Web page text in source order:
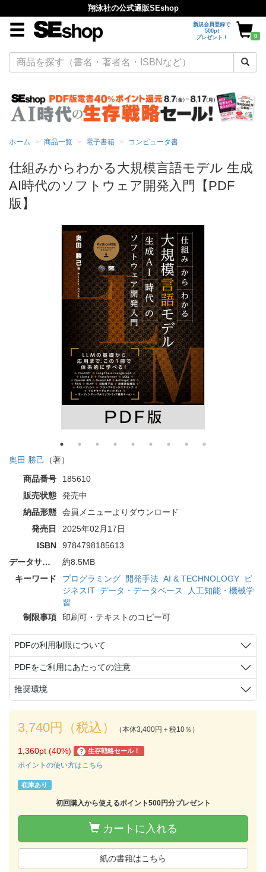
翔泳社の公式通販SEshop
新規会員登録で
500pt
プレゼント！
0
ホーム 商品一覧 電子書籍 コンピュータ書
仕組みからわかる大規模言語モデル 生成
AI時代のソフトウェア開発入門【PDF
版】
奥田 勝己 （著）
商品番号
185610
販売状態
発売中
納品形態
会員メニューよりダウンロード
発売日
2025年02月17日
ISBN
9784798185613
データサイズ
約8.5MB
キーワード
プログラミング 開発手法 AI & TECHNOLOGY
ビ
ジネスIT データ・データベース
人工知能・機械学
習
制限事項
印刷可・テキストのコピー可
PDFの利用制限について
PDFをご利用にあたっての注意
推奨環境
3,740円（税込） （本体3,400円＋税10％）
1,360pt (40%) ? 生存戦略セール！
ポイントの使い方はこちら
在庫あり
初回購入から使えるポイント500円分プレゼント
カートに入れる
紙の書籍はこちら